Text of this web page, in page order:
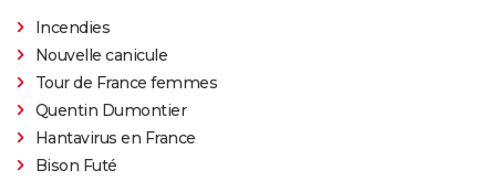
Incendies
Nouvelle canicule
Tour de France femmes
Quentin Dumontier
Hantavirus en France
Bison Futé